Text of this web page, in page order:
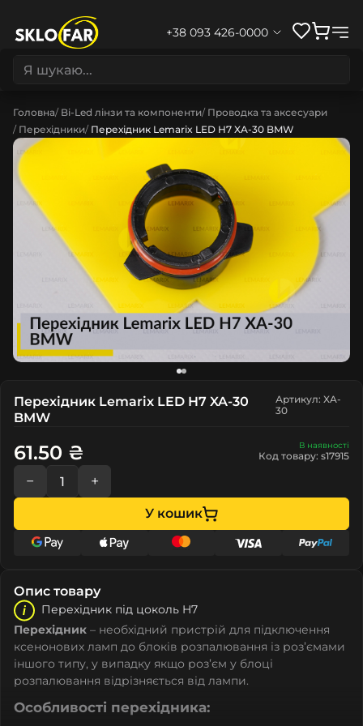
+38 093 426-0000
Головна Bi-Led лінзи та компоненти Проводка та аксесуари
Перехідники Перехідник Lemarix LED H7 XA-30 BMW
Перехідник Lemarix LED H7 XA-30
BMW
Артикул: XA-
30
В наявності
Код товару: s17915
61.50 ₴
− +
У кошик
Опис товару
Перехідник під цоколь H7
Перехідник – необхідний пристрій для підключення
ксенонових ламп до блоків розпалювання із роз’ємами
іншого типу, у випадку якщо роз’єм у блоці
розпалювання відрізняється від лампи.
Особливості перехідника: